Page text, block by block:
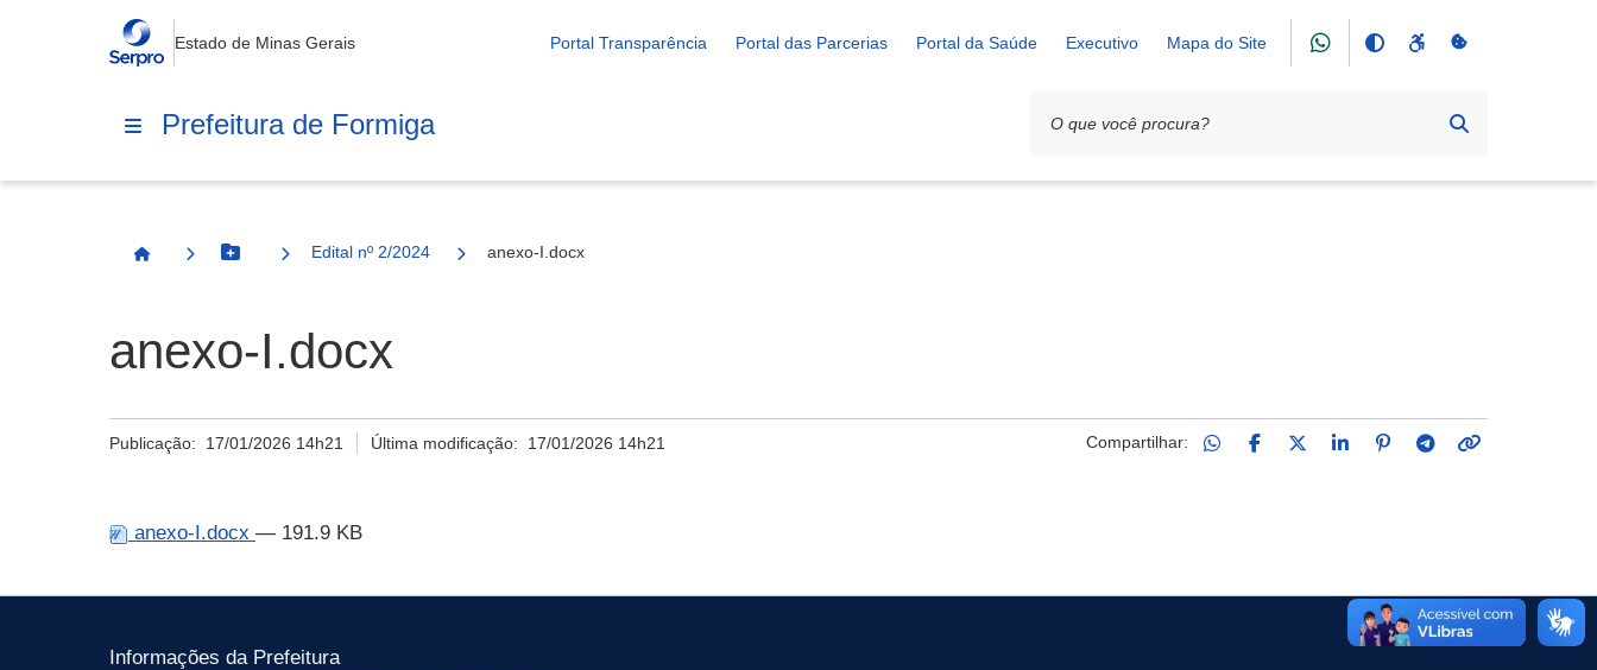
Estado de Minas Gerais Portal Transparência Portal das Parcerias Portal da Saúde Executivo Mapa do Site
Prefeitura de Formiga
Página InicialBotão Menu
Edital nº 2/2024 anexo-I.docx
anexo-I.docx
Publicação: 17/01/2026 14h21 Última modificação: 17/01/2026 14h21 Compartilhar:
anexo-I.docx — 191.9 KB
Informações da Prefeitura